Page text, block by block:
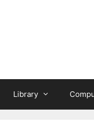
Library